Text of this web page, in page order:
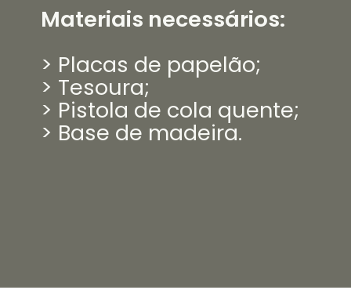
Materiais necessários:
> Placas de papelão;
> Tesoura;
> Pistola de cola quente;
> Base de madeira.